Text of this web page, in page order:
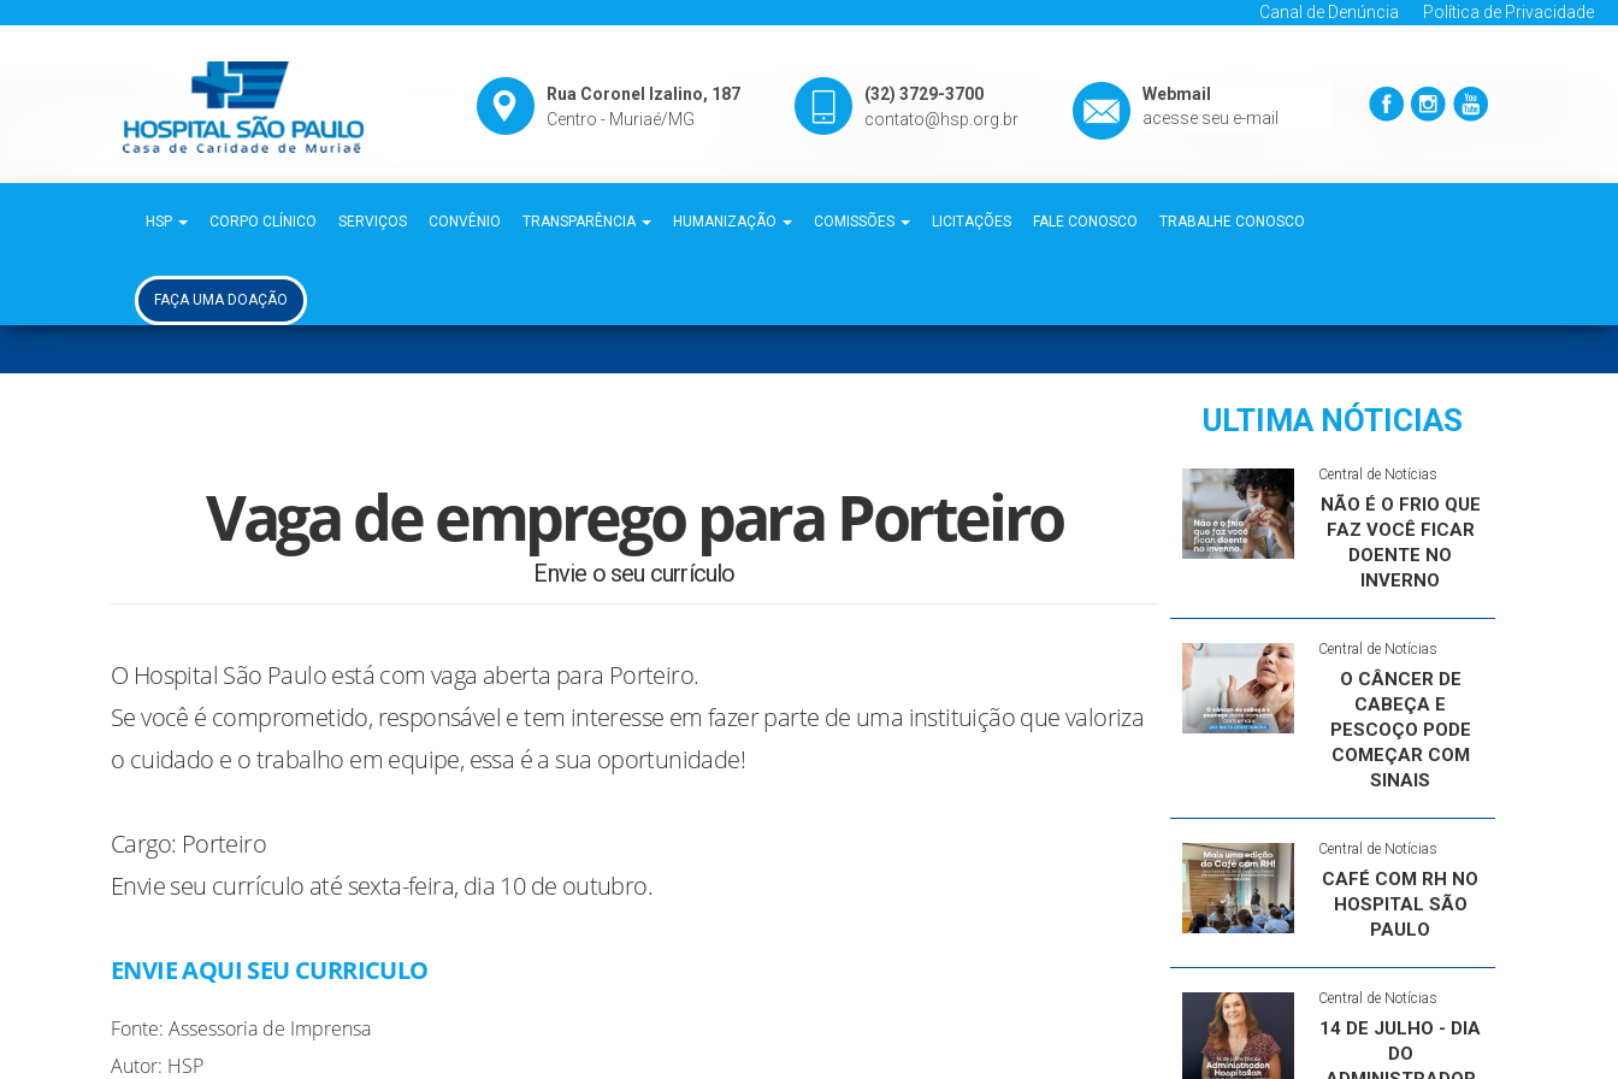
Canal de Denúncia Política de Privacidade
Rua Coronel Izalino, 187
Centro - Muriaé/MG
(32) 3729-3700
contato@hsp.org.br
Webmail
acesse seu e-mail
HSP CORPO CLÍNICO SERVIÇOS CONVÊNIO TRANSPARÊNCIA HUMANIZAÇÃO COMISSÕES LICITAÇÕES FALE CONOSCO TRABALHE CONOSCO
FAÇA UMA DOAÇÃO
Vaga de emprego para Porteiro
Envie o seu currículo
O Hospital São Paulo está com vaga aberta para Porteiro.
Se você é comprometido, responsável e tem interesse em fazer parte de uma instituição que valoriza
o cuidado e o trabalho em equipe, essa é a sua oportunidade!
Cargo: Porteiro
Envie seu currículo até sexta-feira, dia 10 de outubro.
ENVIE AQUI SEU CURRICULO
Fonte: Assessoria de Imprensa
Autor: HSP
ULTIMA NÓTICIAS
Central de Notícias
NÃO É O FRIO QUE
FAZ VOCÊ FICAR
DOENTE NO
INVERNO
Central de Notícias
O CÂNCER DE
CABEÇA E
PESCOÇO PODE
COMEÇAR COM
SINAIS
Central de Notícias
CAFÉ COM RH NO
HOSPITAL SÃO
PAULO
Central de Notícias
14 DE JULHO - DIA
DO